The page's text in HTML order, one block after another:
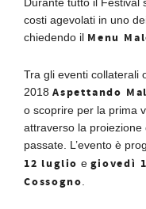
Durante tutto il Festival
costi agevolati in uno
chiedendo il Menu
Tra gli eventi collaterali
2018 Aspettando
o scoprire per la prima
attraverso la
passate. L’evento è
12 luglio egiovedì
Cossogno.